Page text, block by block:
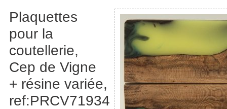
Plaquettes
pour la
coutellerie,
Cep de Vigne
+ résine variée,
ref:PRCV71934